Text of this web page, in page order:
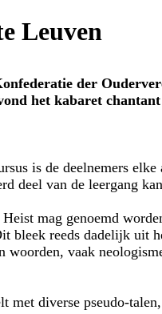
Leuven
der
het kabaret
is de deelnemers elke
deel van de leergang
mag genoemd
bleek reeds dadelijk uit
woorden, vaak
met diverse pseudo-